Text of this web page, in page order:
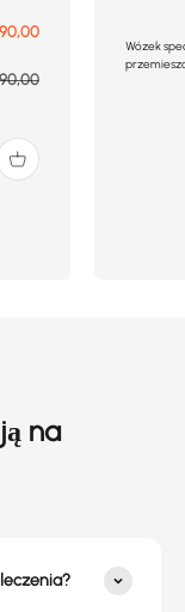
de vente
normal
Wózek
na